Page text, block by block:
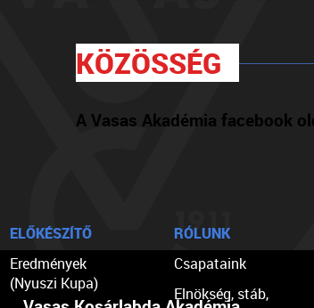
KÖZÖSSÉG
A Vasas Akadémia facebook
ELŐKÉSZÍTŐ
Eredmények
(Nyuszi Kupa)
RÓLUNK
Csapataink
Elnökség, stáb,